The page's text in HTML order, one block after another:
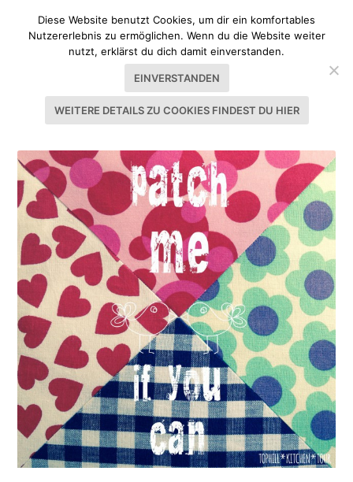
SCHLAGWORT:KUNTERBUNT
Diese Website benutzt Cookies, um dir ein komfortables
Nutzererlebnis zu ermöglichen. Wenn du die Website weiter
nutzt, erklärst du dich damit einverstanden.
EINVERSTANDEN
WEITERE DETAILS ZU COOKIES FINDEST DU HIER